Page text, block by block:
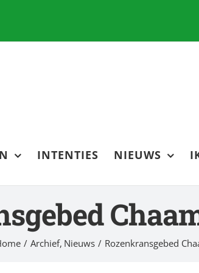
INTENTIES NIEUWS
Archief Nieuws Rozenkransgebed